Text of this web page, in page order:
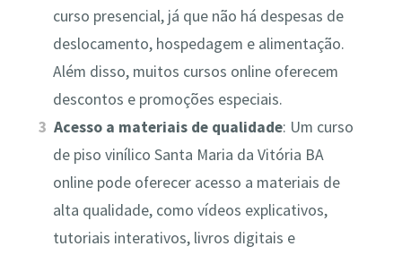
curso presencial, já que não há despesas de
deslocamento, hospedagem e alimentação.
Além disso, muitos cursos online oferecem
descontos e promoções especiais.
Acesso a materiais de qualidade: Um curso
de piso vinílico Santa Maria da Vitória BA
online pode oferecer acesso a materiais de
alta qualidade, como vídeos explicativos,
tutoriais interativos, livros digitais e